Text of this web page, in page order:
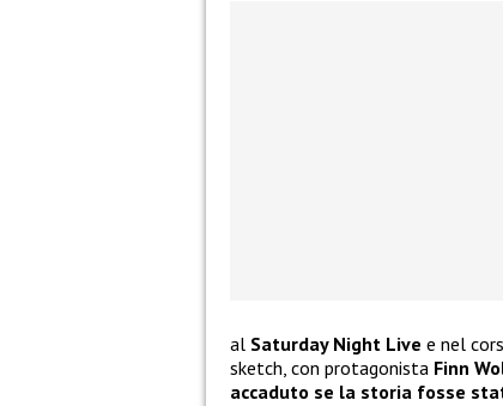
al Saturday Night Live e nel
sketch, con protagonista Finn
accaduto se la storia fosse